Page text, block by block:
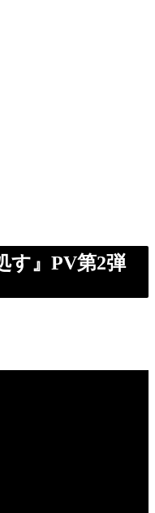
す』PV第2弾